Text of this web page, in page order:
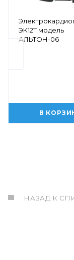
ЭК12Т модель
АЛЬТОН-06
В
НАЗАД К